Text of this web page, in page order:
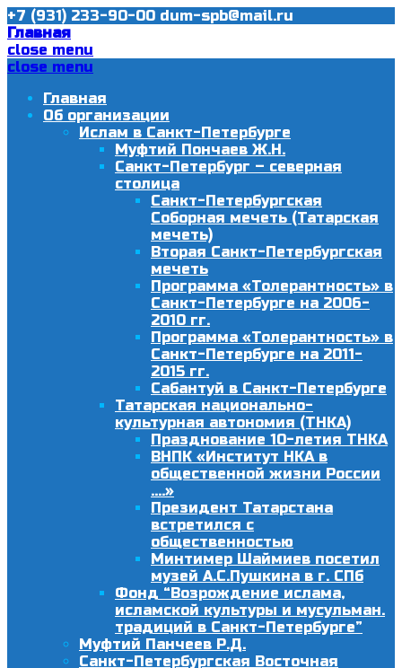
+7 (931) 233-90-00 dum-spb@mail.ru
Главная
close menu
close menu
Главная
Об организации
Ислам в Санкт-Петербурге
Муфтий Пончаев Ж.Н.
Санкт-Петербург – северная
столица
Санкт-Петербургская
Соборная мечеть (Татарская
мечеть)
Вторая Санкт-Петербургская
мечеть
Программа «Толерантность» в
Санкт-Петербурге на 2006-
2010 гг.
Программа «Толерантность» в
Санкт-Петербурге на 2011-
2015 гг.
Сабантуй в Санкт-Петербурге
Татарская национально-
культурная автономия (ТНКА)
Празднование 10-летия ТНКА
ВНПК «Институт НКА в
общественной жизни России
….»
Президент Татарстана
встретился с
общественностью
Минтимер Шаймиев посетил
музей А.С.Пушкина в г. СПб
Фонд “Возрождение ислама,
исламской культуры и мусульман.
традиций в Санкт-Петербурге”
Муфтий Панчеев Р.Д.
Санкт-Петербургская Восточная